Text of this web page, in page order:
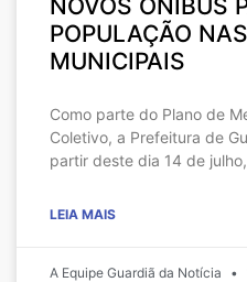
NOVOS ÔNIBUS
POPULAÇÃO
MUNICIPAIS
Como parte do Plano de
Coletivo, a Prefeitura de
partir deste dia 14 de
LEIA MAIS
A Equipe Guardiã da Notícia